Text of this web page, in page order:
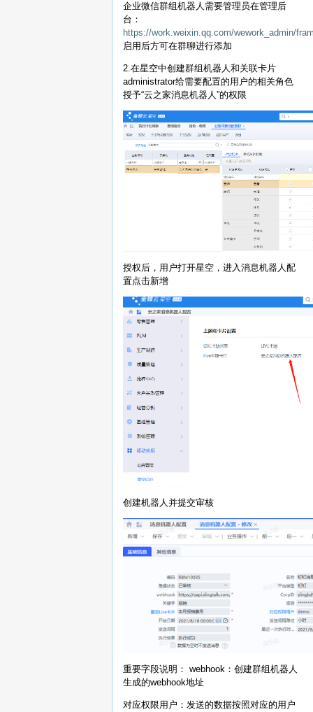
企业微信群组机器人需要管理员在管理后
台：
https://work.weixin.qq.com/wework_admin/
启用后方可在群聊进行添加
2.在星空中创建群组机器人和关联卡片
administrator给需要配置的用户的相关角色
授予“云之家消息机器人”的权限
授权后，用户打开星空，进入消息机器人配
置点击新增
创建机器人并提交审核
重要字段说明： webhook：创建群组机器人
生成的webhook地址
对应权限用户：发送的数据按照对应的用户